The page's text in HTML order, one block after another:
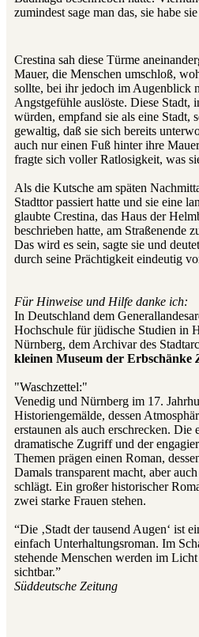
zumindest sage man das, sie habe
Crestina sah diese Türme
Mauer, die Menschen umschloß,
sollte, bei ihr jedoch im Augenblick
Angstgefühle auslöste. Diese Stadt,
würden, empfand sie als eine Stadt,
gewaltig, daß sie sich bereits
auch nur einen Fuß hinter ihre
fragte sich voller Ratlosigkeit, was
Als die Kutsche am späten
Stadttor passiert hatte und sie eine
glaubte Crestina, das Haus der
beschrieben hatte, am Straßenende
Das wird es sein, sagte sie und
durch seine Prächtigkeit eindeutig
Für Hinweise und Hilfe danke ich:
In Deutschland dem
Hochschule für jüdische Studien in
Nürnberg, dem Archivar des
kleinen Museum der Erbschänke
"Waschzettel:"
Venedig und Nürnberg im 17.
Historiengemälde, dessen
erstaunen als auch erschrecken. Die
dramatische Zugriff und der
Themen prägen einen Roman,
Damals transparent macht, aber
schlägt. Ein großer historischer
zwei starke Frauen stehen.
“Die ‚Stadt der tausend Augen‘ ist
einfach Unterhaltungsroman. Im
stehende Menschen werden im
sichtbar.”
Süddeutsche Zeitung